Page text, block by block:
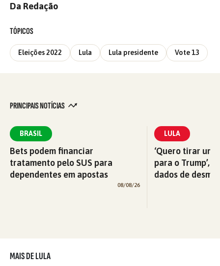
Da Redação
TÓPICOS
Eleições 2022 Lula Lula presidente Vote 13
PRINCIPAIS NOTÍCIAS
BRASIL
Bets podem financiar
tratamento pelo SUS para
dependentes em apostas
08/08/26
LULA
‘Quero tirar
para o Trump’,
dados de
MAIS DE LULA